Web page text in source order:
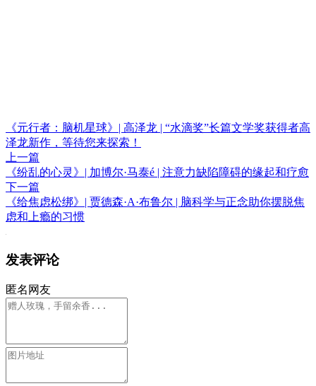
《元行者：脑机星球》| 高泽龙 | “水滴奖”长篇文学奖获得者高
泽龙新作，等待您来探索！
上一篇
《纷乱的心灵》| 加博尔·马泰é | 注意力缺陷障碍的缘起和疗愈
下一篇
《给焦虑松绑》| 贾德森·A·布鲁尔 | 脑科学与正念助你摆脱焦
虑和上瘾的习惯
发表评论
匿名网友